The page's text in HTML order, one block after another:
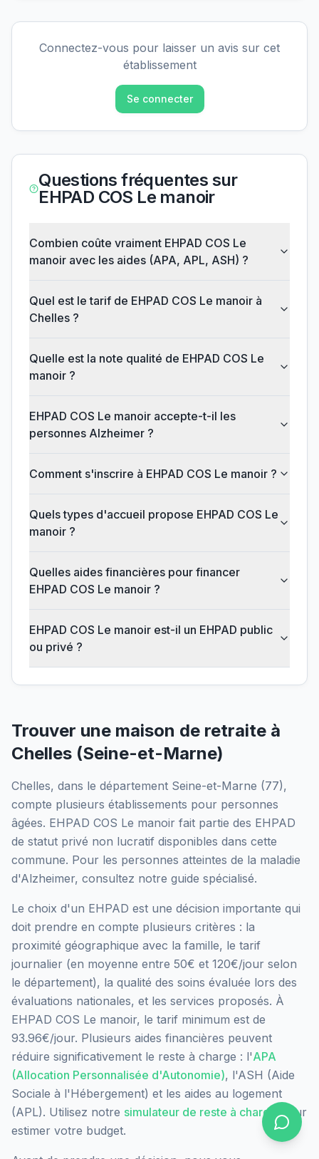
Connectez-vous pour laisser un avis sur cet
établissement
Se connecter
Questions fréquentes sur
EHPAD COS Le manoir
Combien coûte vraiment EHPAD COS Le
manoir avec les aides (APA, APL, ASH) ?
Quel est le tarif de EHPAD COS Le manoir à
Chelles ?
Quelle est la note qualité de EHPAD COS Le
manoir ?
EHPAD COS Le manoir accepte-t-il les
personnes Alzheimer ?
Comment s'inscrire à EHPAD COS Le manoir ?
Quels types d'accueil propose EHPAD COS Le
manoir ?
Quelles aides financières pour financer
EHPAD COS Le manoir ?
EHPAD COS Le manoir est-il un EHPAD public
ou privé ?
Trouver une maison de retraite à
Chelles (Seine-et-Marne)
Chelles, dans le département Seine-et-Marne (77),
compte plusieurs établissements pour personnes
âgées. EHPAD COS Le manoir fait partie des EHPAD
de statut privé non lucratif disponibles dans cette
commune. Pour les personnes atteintes de la maladie
d'Alzheimer, consultez notre guide spécialisé.
Le choix d'un EHPAD est une décision importante qui
doit prendre en compte plusieurs critères : la
proximité géographique avec la famille, le tarif
journalier (en moyenne entre 50€ et 120€/jour selon
le département), la qualité des soins évaluée lors des
évaluations nationales, et les services proposés. À
EHPAD COS Le manoir, le tarif minimum est de
93.96€/jour. Plusieurs aides financières peuvent
réduire significativement le reste à charge : l'APA
(Allocation Personnalisée d'Autonomie), l'ASH (Aide
Sociale à l'Hébergement) et les aides au logement
(APL). Utilisez notre simulateur de reste à charge pour
estimer votre budget.